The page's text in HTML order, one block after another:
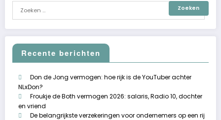
Recente berichten
Don de Jong vermogen: hoe rijk is de YouTuber achter
NLxDon?
Froukje de Both vermogen 2026: salaris, Radio 10, dochter
en vriend
De belangrijkste verzekeringen voor ondernemers op een rij